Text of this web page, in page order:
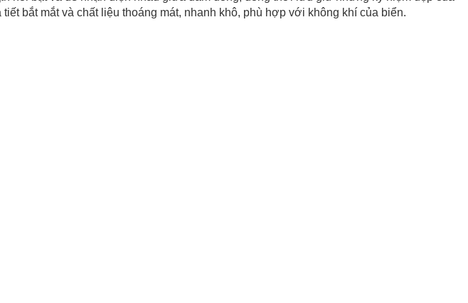
bắt mắt và chất liệu thoáng mát, nhanh khô, phù hợp với không khí của biển.